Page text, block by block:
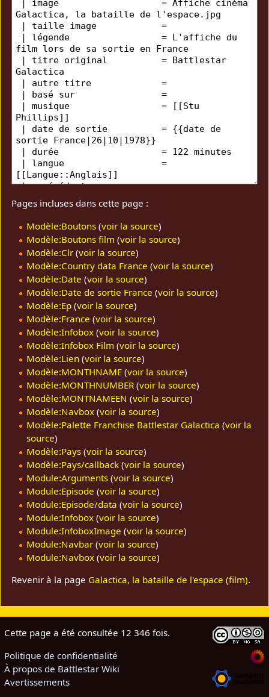
Pages incluses dans cette page :
Modèle:Boutons(voir la source)
Modèle:Boutons film (voir la source)
Modèle:Clr(voir la source)
Modèle:Country data France (voir la source)
Modèle:Date (voir la source)
Modèle:Date de sortie France (voir la source)
Modèle:Ep(voir la source)
Modèle:France (voir la source)
Modèle:Infobox(voir la source)
Modèle:Infobox Film (voir la source)
Modèle:Lien(voir la source)
Modèle:MONTHNAME(voir la source)
Modèle:MONTHNUMBER(voir la source)
Modèle:MONTNAMEEN (voir la source)
Modèle:Navbox(voir la source)
Modèle:Palette Franchise Battlestar Galactica (voir la
source)
Modèle:Pays(voir la source)
Modèle:Pays/callback(voir la source)
Module:Arguments(voir la source)
Module:Episode (voir la source)
Module:Episode/data (voir la source)
Module:Infobox(voir la source)
Module:InfoboxImage (voir la source)
Module:Navbar(voir la source)
Module:Navbox(voir la source)
Revenir à la page Galactica, la bataille de l'espace (film).
Cette page a été consultée 12 346 fois.
Politique de confidentialité
À propos de Battlestar Wiki
Avertissements